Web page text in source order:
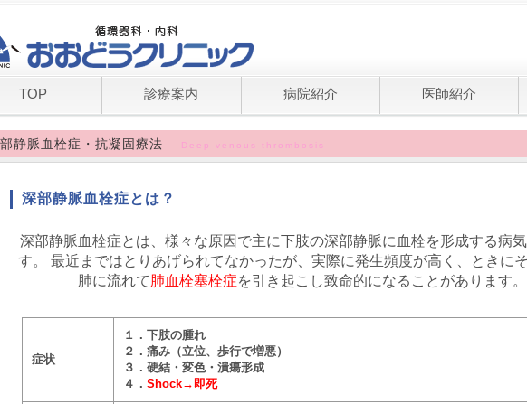
TOP 診療案内 病院紹介 医師紹介
静脈血栓症・抗凝固療法 Deep venous thrombosis
深部静脈血栓症とは？
深部静脈血栓症とは、様々な原因で主に下肢の深部静脈に血栓を形成する病
す。 最近まではとりあげられてなかったが、実際に発生頻度が高く、ときに
肺に流れて肺血栓塞栓症を引き起こし致命的になることがあります。
症状
１．下肢の腫れ
２．痛み（立位、歩行で増悪）
３．硬結・変色・潰瘍形成
４． Shock→即死